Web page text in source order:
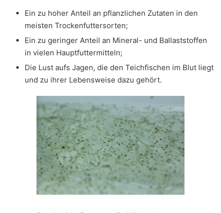
Ein zu hoher Anteil an pflanzlichen Zutaten in den
meisten Trockenfuttersorten;
Ein zu geringer Anteil an Mineral- und Ballaststoffen
in vielen Hauptfuttermitteln;
Die Lust aufs Jagen, die den Teichfischen im Blut liegt
und zu ihrer Lebensweise dazu gehört.